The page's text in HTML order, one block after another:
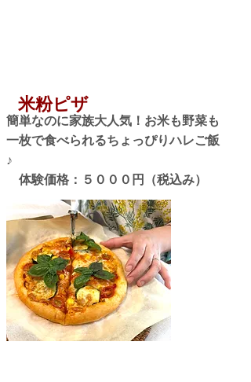
米粉ピザ
​簡単なのに家族大人気！お米も野菜も
一枚で食べられるちょっぴりハレご飯
♪
​ 体験価格：５０００円（税込み）